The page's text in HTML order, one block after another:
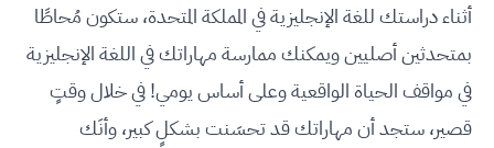
أثناء دراستك للغة الإنجليزية في المملكة المتحدة، ستكون مُحاطًا
بمتحدثين أصليين ويمكنك ممارسة مهاراتك في اللغة الإنجليزية
في مواقف الحياة الواقعية وعلى أساس يومي! في خلال وقتٍ
قصير، ستجد أن مهاراتك قد تحسَنت بشكلٍ كبير، وأنَك